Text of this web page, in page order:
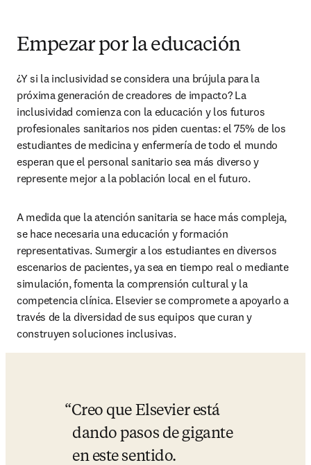
Empezar por la educación
¿Y si la inclusividad se considera una brújula para la
próxima generación de creadores de impacto? La
inclusividad comienza con la educación y los futuros
profesionales sanitarios nos piden cuentas: el 75% de los
estudiantes de medicina y enfermería de todo el mundo
esperan que el personal sanitario sea más diverso y
represente mejor a la población local en el futuro.
A medida que la atención sanitaria se hace más compleja,
se hace necesaria una educación y formación
representativas. Sumergir a los estudiantes en diversos
escenarios de pacientes, ya sea en tiempo real o mediante
simulación, fomenta la comprensión cultural y la
competencia clínica. Elsevier se compromete a apoyarlo a
través de la diversidad de sus equipos que curan y
construyen soluciones inclusivas.
Creo que Elsevier está
dando pasos de gigante
en este sentido.